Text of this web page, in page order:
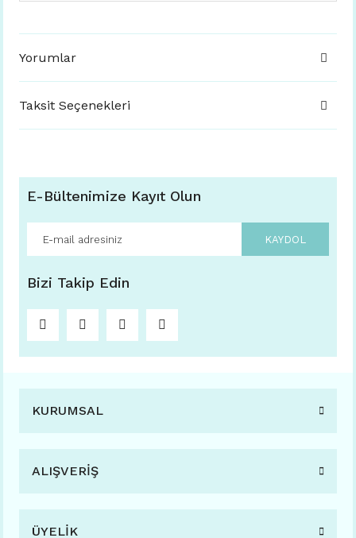
Yorumlar
Taksit Seçenekleri
E-Bültenimize Kayıt Olun
KAYDOL
Bizi Takip Edin
KURUMSAL
ALIŞVERİŞ
ÜYELİK